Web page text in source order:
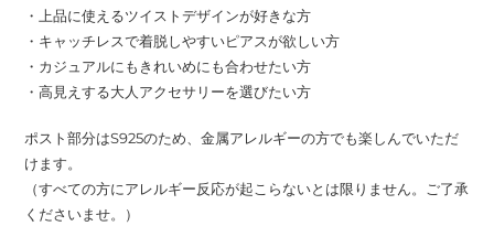
・上品に使えるツイストデザインが好きな方
・キャッチレスで着脱しやすいピアスが欲しい方
・カジュアルにもきれいめにも合わせたい方
・高見えする大人アクセサリーを選びたい方
ポスト部分はS925のため、金属アレルギーの方でも楽しんでいただ
けます。
（すべての方にアレルギー反応が起こらないとは限りません。ご了承
くださいませ。）